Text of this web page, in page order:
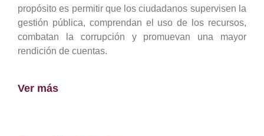
propósito es permitir que los ciudadanos supervisen la
gestión pública, comprendan el uso de los recursos,
combatan la corrupción y promuevan una mayor
rendición de cuentas.
Ver más